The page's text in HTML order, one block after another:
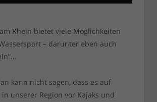
Rhein bietet viele Möglichkeiten
– darunter eben auch
kann nicht sagen, dass es auf
unserer Region vor Kajaks und